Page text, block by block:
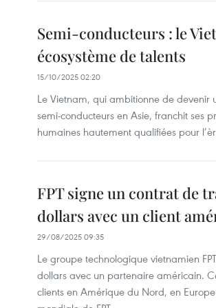
Semi-conducteurs : le
écosystème de talents
15/10/2025 02:20
Le Vietnam, qui ambitionne de devenir
semi-conducteurs en Asie, franchit ses
humaines hautement qualifiées pour
FPT signe un contrat de
dollars avec un client
29/08/2025 09:35
Le groupe technologique vietnamien
dollars avec un partenaire américain.
clients en Amérique du Nord, en